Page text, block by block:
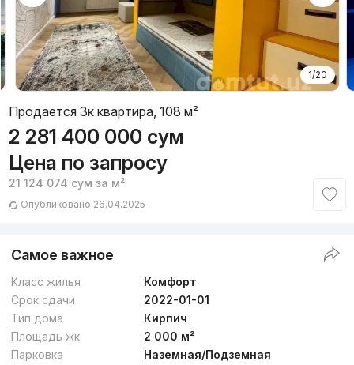
1/20
Продается 3к квартира, 108 м²
2 281 400 000 сум
Цена по запросу
21 124 074 сум за м²
Опубликовано 26.04.2025
Самое важное
Класс жилья
Комфорт
Срок сдачи
2022-01-01
Тип дома
Кирпич
Площадь жк
2 000 м²
Парковка
Наземная/Подземная